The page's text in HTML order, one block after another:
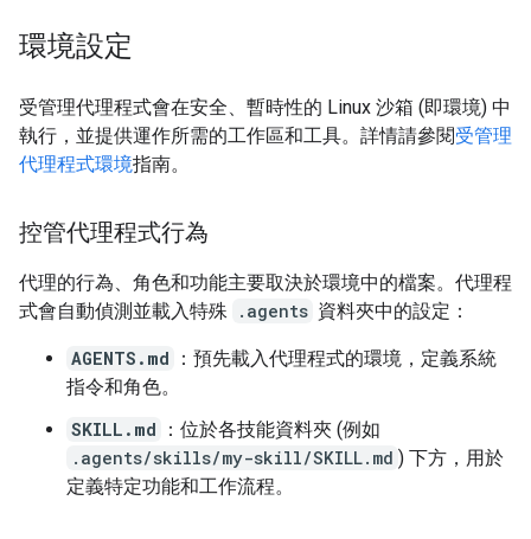
環境設定
受管理代理程式會在安全、暫時性的 Linux 沙箱 (即環境) 中
執行，並提供運作所需的工作區和工具。詳情請參閱受管理
代理程式環境指南。
控管代理程式行為
代理的行為、角色和功能主要取決於環境中的檔案。代理程
式會自動偵測並載入特殊 .agents 資料夾中的設定：
AGENTS.md
：預先載入代理程式的環境，定義系統
指令和角色。
SKILL.md
：位於各技能資料夾 (例如
.agents/skills/my-skill/SKILL.md ) 下方，用於
定義特定功能和工作流程。